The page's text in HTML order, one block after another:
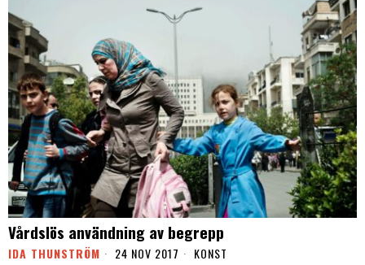
Vårdslös användning av begrepp
IDA THUNSTRÖM 24 NOV 2017 KONST